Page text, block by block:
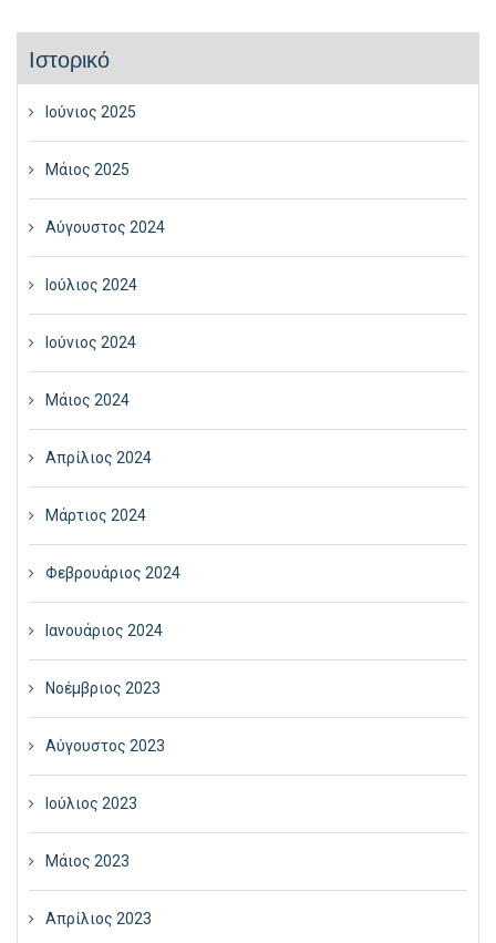
Ιστορικό
Ιούνιος 2025
Μάιος 2025
Αύγουστος 2024
Ιούλιος 2024
Ιούνιος 2024
Μάιος 2024
Απρίλιος 2024
Μάρτιος 2024
Φεβρουάριος 2024
Ιανουάριος 2024
Νοέμβριος 2023
Αύγουστος 2023
Ιούλιος 2023
Μάιος 2023
Απρίλιος 2023